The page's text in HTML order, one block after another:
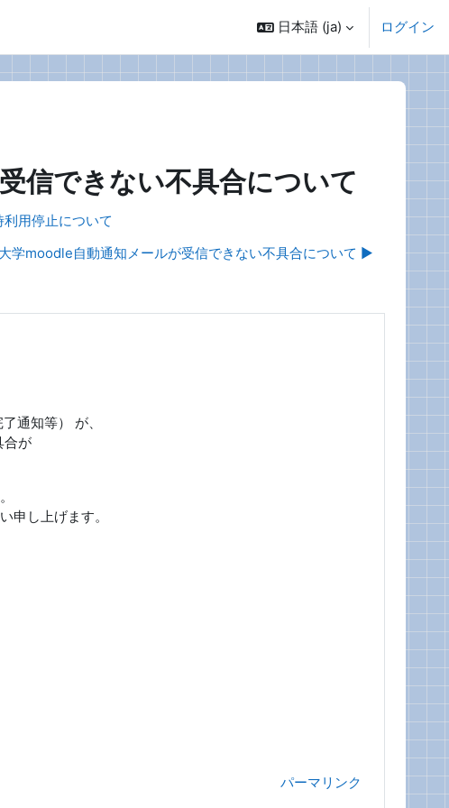
日本語 ‎(ja)‎ ログイン
信できない不具合について
用停止について
学moodle自動通知メールが受信できない不具合について ▶︎
通知等） が、
合が
申し上げます。
パーマリンク